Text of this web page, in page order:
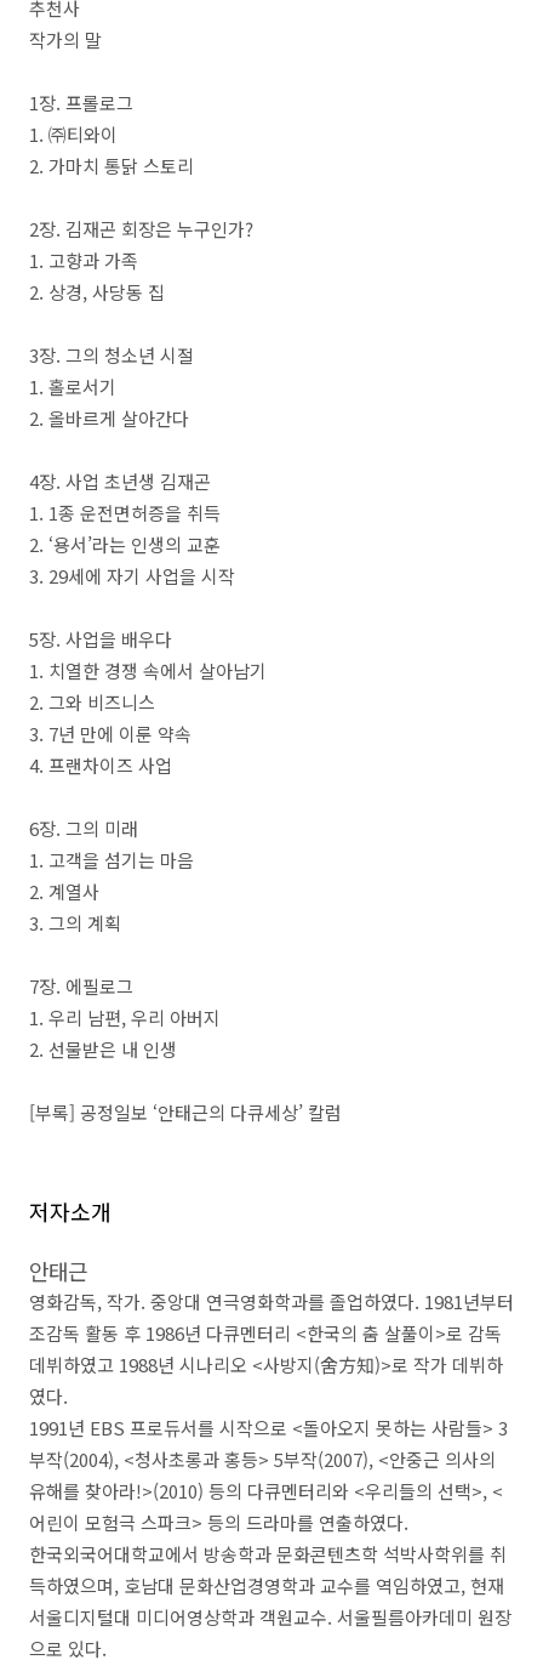
추천사
작가의 말
1장. 프롤로그
1. ㈜티와이
2. 가마치 통닭 스토리
2장. 김재곤 회장은 누구인가?
1. 고향과 가족
2. 상경,사당동 집
3장. 그의 청소년 시절
1. 홀로서기
2. 올바르게 살아간다
4장. 사업 초년생 김재곤
1. 1종 운전면허증을 취득
2. ‘용서’라는 인생의 교훈
3. 29세에 자기 사업을 시작
5장. 사업을 배우다
1. 치열한 경쟁 속에서 살아남기
2. 그와 비즈니스
3. 7년 만에 이룬 약속
4. 프랜차이즈 사업
6장. 그의 미래
1. 고객을 섬기는 마음
2. 계열사
3. 그의 계획
7장. 에필로그
1. 우리 남편,우리 아버지
2. 선물받은 내 인생
[부록] 공정일보 ‘안태근의 다큐세상’ 칼럼
저자소개
안태근
영화감독,작가. 중앙대 연극영화학과를 졸업하였다. 1981년부터
조감독 활동 후 1986년 다큐멘터리 <한국의 춤 살풀이>로 감독
데뷔하였고 1988년 시나리오 <사방지(舍方知)>로 작가 데뷔하
였다.
1991년 EBS 프로듀서를 시작으로 <돌아오지 못하는 사람들> 3
부작(2004), <청사초롱과 홍등> 5부작(2007), <안중근 의사의
유해를 찾아라!>(2010) 등의 다큐멘터리와 <우리들의 선택>, <
어린이 모험극 스파크> 등의 드라마를 연출하였다.
한국외국어대학교에서 방송학과 문화콘텐츠학 석박사학위를 취
득하였으며, 호남대 문화산업경영학과 교수를 역임하였고,현재
서울디지털대 미디어영상학과 객원교수. 서울필름아카데미 원장
으로 있다.